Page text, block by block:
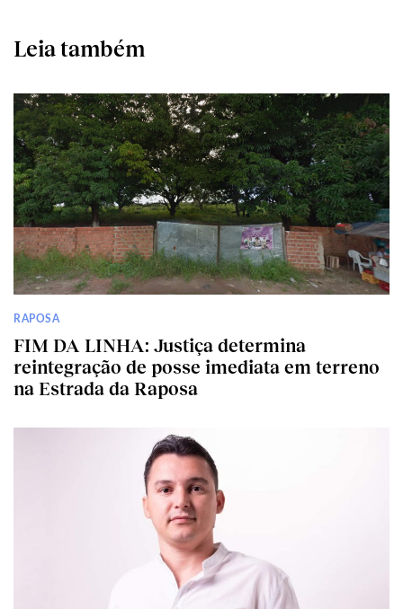
Leia também
RAPOSA
FIM DA LINHA: Justiça determina
reintegração de posse imediata em terreno
na Estrada da Raposa